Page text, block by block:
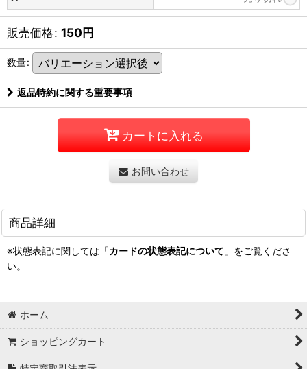
販売価格: 150円
数量:
返品特約に関する重要事項
カートに入れる
お問い合わせ
商品詳細
※状態表記に関しては「カードの状態表記について 」をご覧くださ
い。
ホーム
ショッピングカート